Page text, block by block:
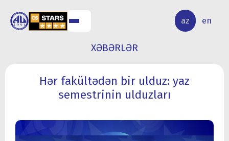
az en
ELMİ
TƏDQİQAT
XƏBƏRLƏR
Hər fakültədən bir ulduz: yaz
semestrinin ulduzları